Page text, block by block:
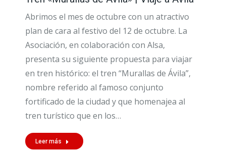
Abrimos el mes de octubre con un atractivo
plan de cara al festivo del 12 de octubre. La
Asociación, en colaboración con Alsa,
presenta su siguiente propuesta para viajar
en tren histórico: el tren “Murallas de Ávila”,
nombre referido al famoso conjunto
fortificado de la ciudad y que homenajea al
tren turístico que en los…
Leer más